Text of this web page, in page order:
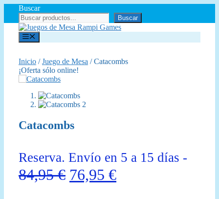
Saltar
contenido
Buscar
Buscar
Menú
Inicio /Juego de Mesa / Catacombs
¡Oferta sólo online!
Catacombs
Reserva. Envío en 5 a 15 días -
84,95€ El
76,95 €El